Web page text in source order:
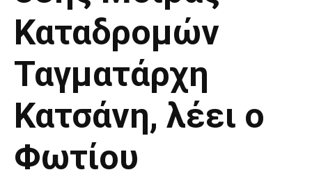
Καταδρομών
Ταγματάρχη
Κατσάνη, λέει ο
Φωτίου